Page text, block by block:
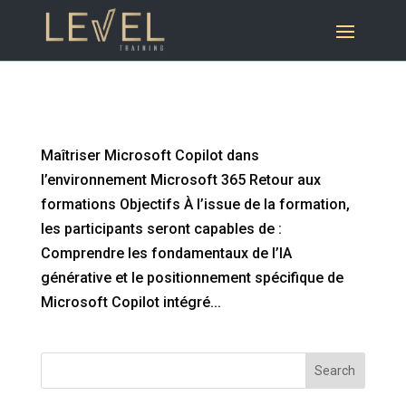
Maîtriser Microsoft Copilot dans
l’environnement Microsoft 365 Retour aux
formations Objectifs À l’issue de la formation,
les participants seront capables de :
Comprendre les fondamentaux de l’IA
générative et le positionnement spécifique de
Microsoft Copilot intégré...
Search